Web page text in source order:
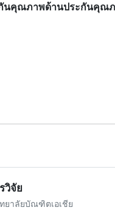
นคุณภาพด้านประกันคุ
วิจัย
ยาลัยบัณฑิตเอเชีย